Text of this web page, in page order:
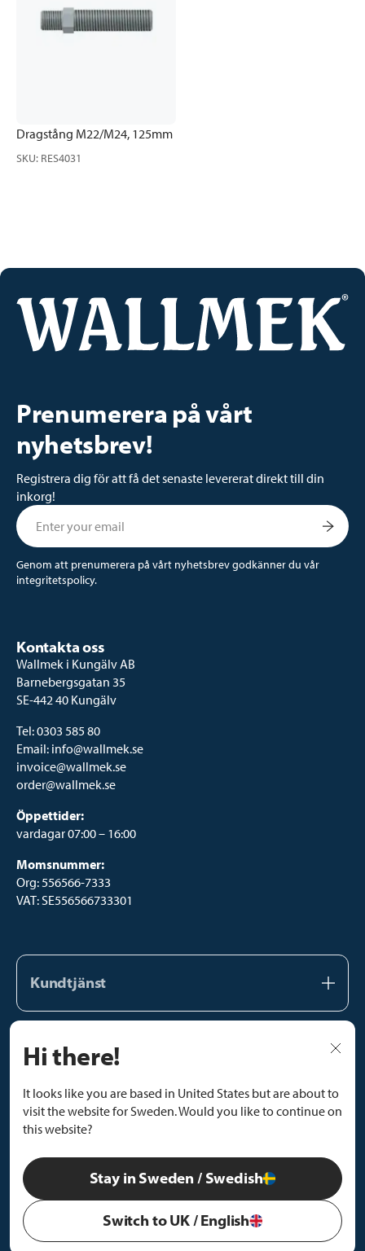
Hi there!
It looks like you are based in United States but are about to
visit the website for Sweden. Would you like to continue on
this website?
Stay in Sweden / Swedish
Switch to UK / English
Dragstång M22/M24, 125mm
SKU: RES4031
Kontakta oss
Wallmek i Kungälv AB
Barnebergsgatan 35
SE-442 40 Kungälv
Tel:0303 585 80
Email: info@wallmek.se
invoice@wallmek.se
order@wallmek.se
Öppettider:
vardagar 07:00 – 16:00
Momsnummer:
Org: 556566-7333
VAT: SE556566733301
Kundtjänst
Kundtjänst
Vårt team
FAQ
Kontakta oss
Följ oss
Facebook
Instagram
YouTube
TikTok
Prenumerera på vårt
nyhetsbrev!
Registrera dig för att få det senaste levererat direkt till din
inkorg!
Genom att prenumerera på vårt nyhetsbrev godkänner du vår
integritetspolicy.
© Wallmek 2026